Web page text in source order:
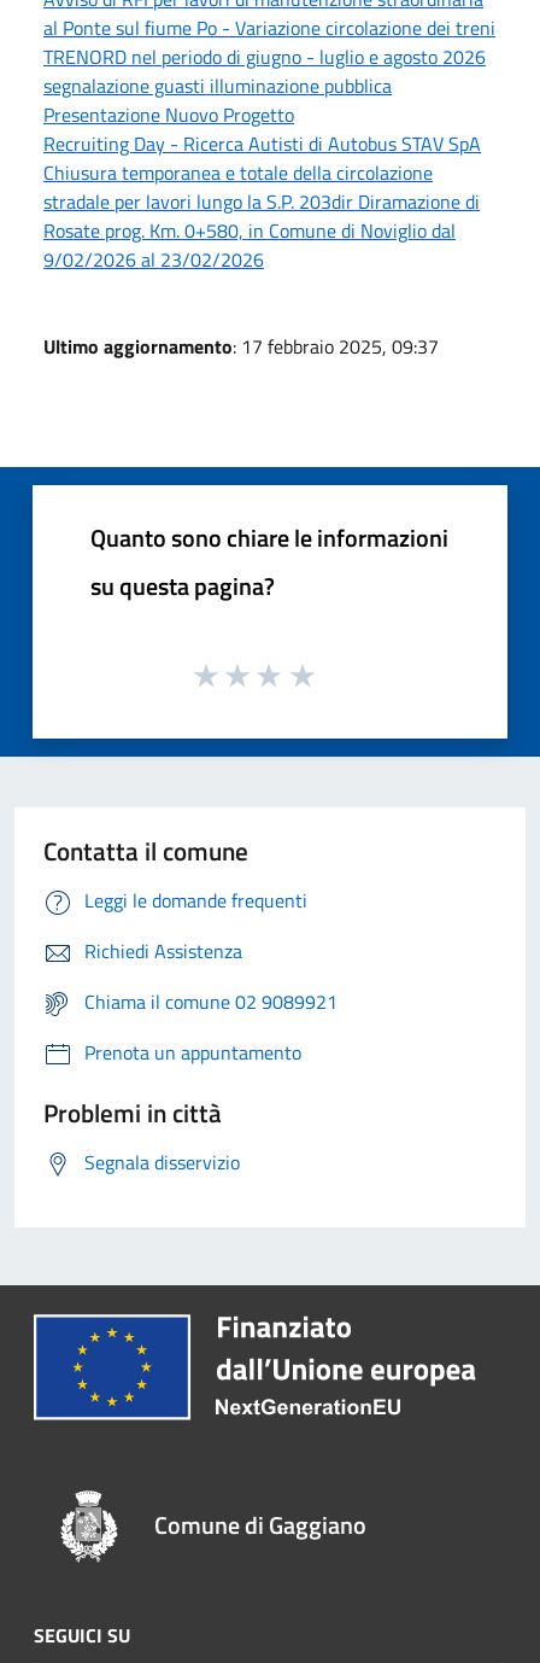
al Ponte sul fiume Po - Variazione circolazione dei treni
TRENORD nel periodo di giugno - luglio e agosto 2026
segnalazione guasti illuminazione pubblica
Presentazione Nuovo Progetto
Recruiting Day - Ricerca Autisti di Autobus STAV SpA
Chiusura temporanea e totale della circolazione
stradale per lavori lungo la S.P. 203dir Diramazione di
Rosate prog. Km. 0+580, in Comune di Noviglio dal
9/02/2026 al 23/02/2026
Ultimo aggiornamento: 17 febbraio 2025, 09:37
Quanto sono chiare le informazioni
su questa pagina?
Contatta il comune
Leggi le domande frequenti
Richiedi Assistenza
Chiama il comune 02 9089921
Prenota un appuntamento
Problemi in città
Segnala disservizio
Comune di Gaggiano
SEGUICI SU